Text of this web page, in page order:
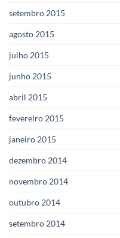
setembro 2015
agosto 2015
julho 2015
junho 2015
abril 2015
fevereiro 2015
janeiro 2015
dezembro 2014
novembro 2014
outubro 2014
setembro 2014